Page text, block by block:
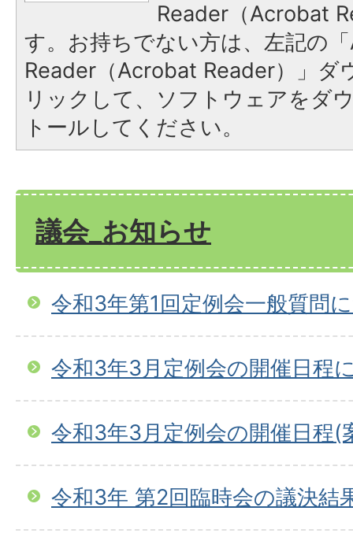
Reader（Acrobat
す。お持ちでない方は、左記の
Reader（Acrobat Reader）」ダ
リックして、ソフトウェアをダ
トールしてください。
議会_お知らせ
令和3年第1回定例会一般質問
令和3年3月定例会の開催日程
令和3年3月定例会の開催日程(
令和3年 第2回臨時会の議決結